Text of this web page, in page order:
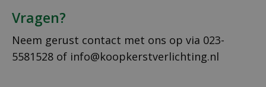
Vragen?
Neem gerust contact met ons op via 023-
5581528 of info@koopkerstverlichting.nl